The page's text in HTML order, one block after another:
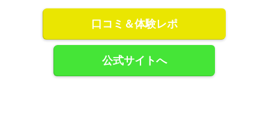
口コミ＆体験レポ
公式サイトへ